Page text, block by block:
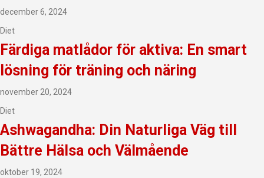
december 6, 2024
Diet
Färdiga matlådor för aktiva: En smart
lösning för träning och näring
november 20, 2024
Diet
Ashwagandha: Din Naturliga Väg till
Bättre Hälsa och Välmående
oktober 19, 2024